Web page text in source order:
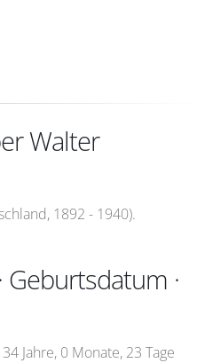
Walter
1892 - 1940).
Geburtsdatum ·
Jahre, 0 Monate, 23 Tage